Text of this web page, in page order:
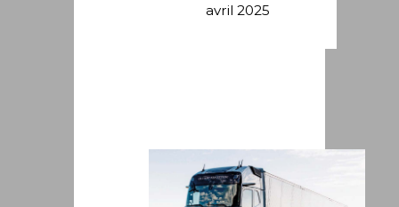
avril 2025